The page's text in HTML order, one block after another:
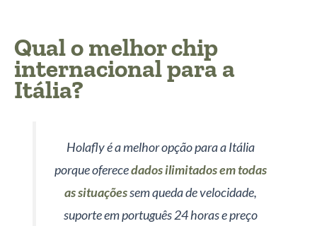
Qual o melhor chip
internacional para a
Itália?
Holafly é a melhor opção para a Itália
porque oferecedados ilimitados em todas
as situaçõessem queda de velocidade,
suporte em português 24 horas e preço